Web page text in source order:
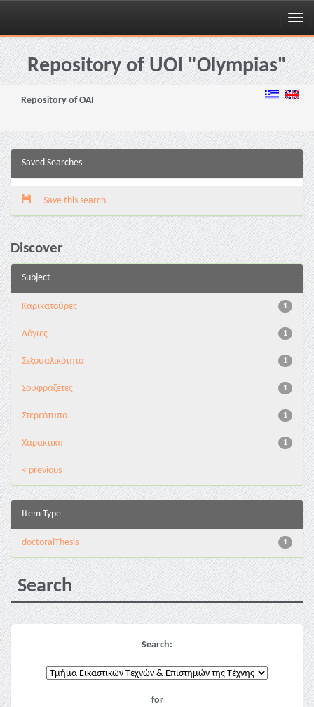
Skip
navigationRepository of UOI "Olympias"
Repository of OAI
Saved Searches
Save this search
Discover
Subject
1
Καρικατούρες
1
Λόγιες
1
Σεξουαλικότητα
1
Σουφραζέτες
1
Στερεότυπα
1
Χαρακτική
< previous
Item Type
1
doctoralThesis
Search
Search:
for